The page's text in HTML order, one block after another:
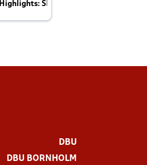
Highlights: Skotland - Danmark 4-2
DBU
DBU BORNHOLM